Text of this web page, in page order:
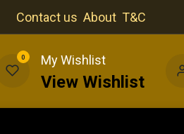
Contact us About T&C
0 My Wishlist
View Wishlist